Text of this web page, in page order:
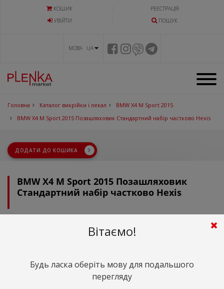
КОШИК
РЕЄСТРАЦІЯ
УВIЙТИ
ПОШУК
МОВА UA
Головна Каталог викрійки і лекал
BMW X4 M Sport 2015
BMW X4 M Sport 2015 Позашляховик Стандартний набір частково Hexis
ДОДАТИ ДО КОШИКА
BMW X4 M Sport 2015 Позашляховик
Стандартний набір частково Hexis
грн.($0)
Вітаємо!
Будь ласка оберіть мову для подальшого
перегляду